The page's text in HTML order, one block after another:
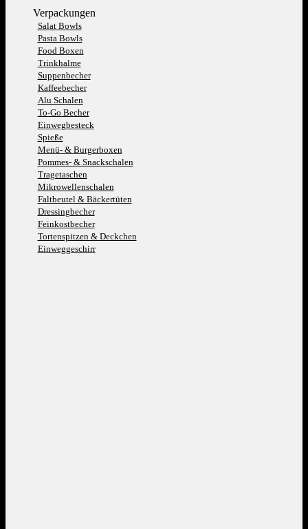
Verpackungen
Salat Bowls
Pasta Bowls
Food Boxen
Trinkhalme
Suppenbecher
Kaffeebecher
Alu Schalen
To-Go Becher
Einwegbesteck
Spieße
Menü- & Burgerboxen
Pommes- & Snackschalen
Tragetaschen
Mikrowellenschalen
Faltbeutel & Bäckertüten
Dressingbecher
Feinkostbecher
Tortenspitzen & Deckchen
Einweggeschirr